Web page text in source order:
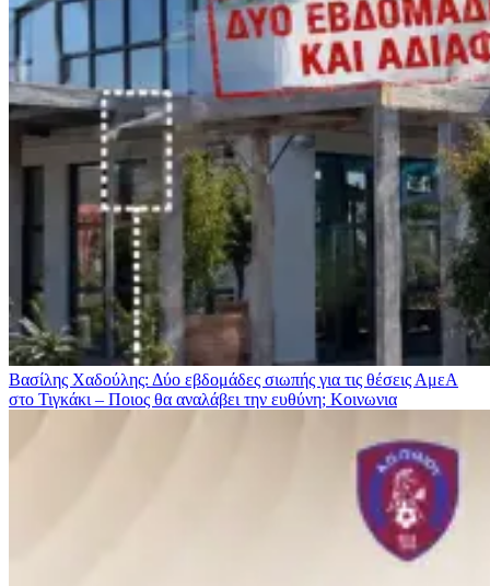
Βασίλης Χαδούλης: Δύο εβδομάδες σιωπής για τις θέσεις ΑμεΑ
στο Τιγκάκι – Ποιος θα αναλάβει την ευθύνη; Κοινωνια